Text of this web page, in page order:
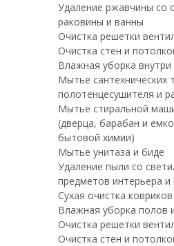
Удаление ржавчины со
раковины и ванны
Очистка решетки
Очистка стен и
Влажная уборка
Мытье сантехнических
полотенцесушителя и
Мытье стиральной
(дверца, барабан и
бытовой химии)
Мытье унитаза и биде
Удаление пыли со
предметов интерьера
Сухая очистка
Влажная уборка полов
Очистка решетки
Очистка стен и